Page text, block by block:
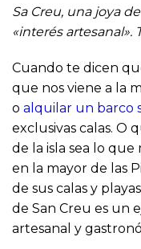
Sa Creu, una joya
«interés artesanal».
Cuando te dicen
que nos viene a la
o alquilar un barco
exclusivas calas. O
de la isla sea lo que
en la mayor de las
de sus calas y
de San Creu es un
artesanal y